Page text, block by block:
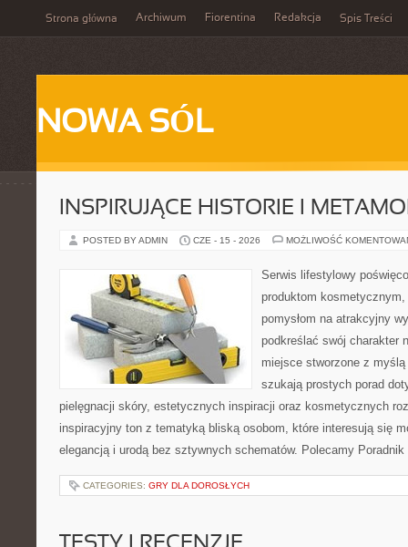
Strona główna Archiwum Fiorentina Redakcja Spis Treści
NOWA SÓL
INSPIRUJĄCE HISTORIE I
POSTED BY ADMIN CZE - 15 - 2026 MOŻLIWOŚĆ
Serwis lifestylowy
produktom
pomysłom na atrakcyjny
podkreślać swój charakter
miejsce stworzone z
szukają prostych porad
pielęgnacji skóry, estetycznych inspiracji oraz kosmetycznych
inspiracyjny ton z tematyką bliską osobom, które interesują się
elegancją i urodą bez sztywnych schematów. Polecamy
CATEGORIES: GRY DLA DOROSŁYCH